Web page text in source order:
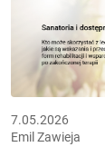
7.05.2026
Emil Zawieja